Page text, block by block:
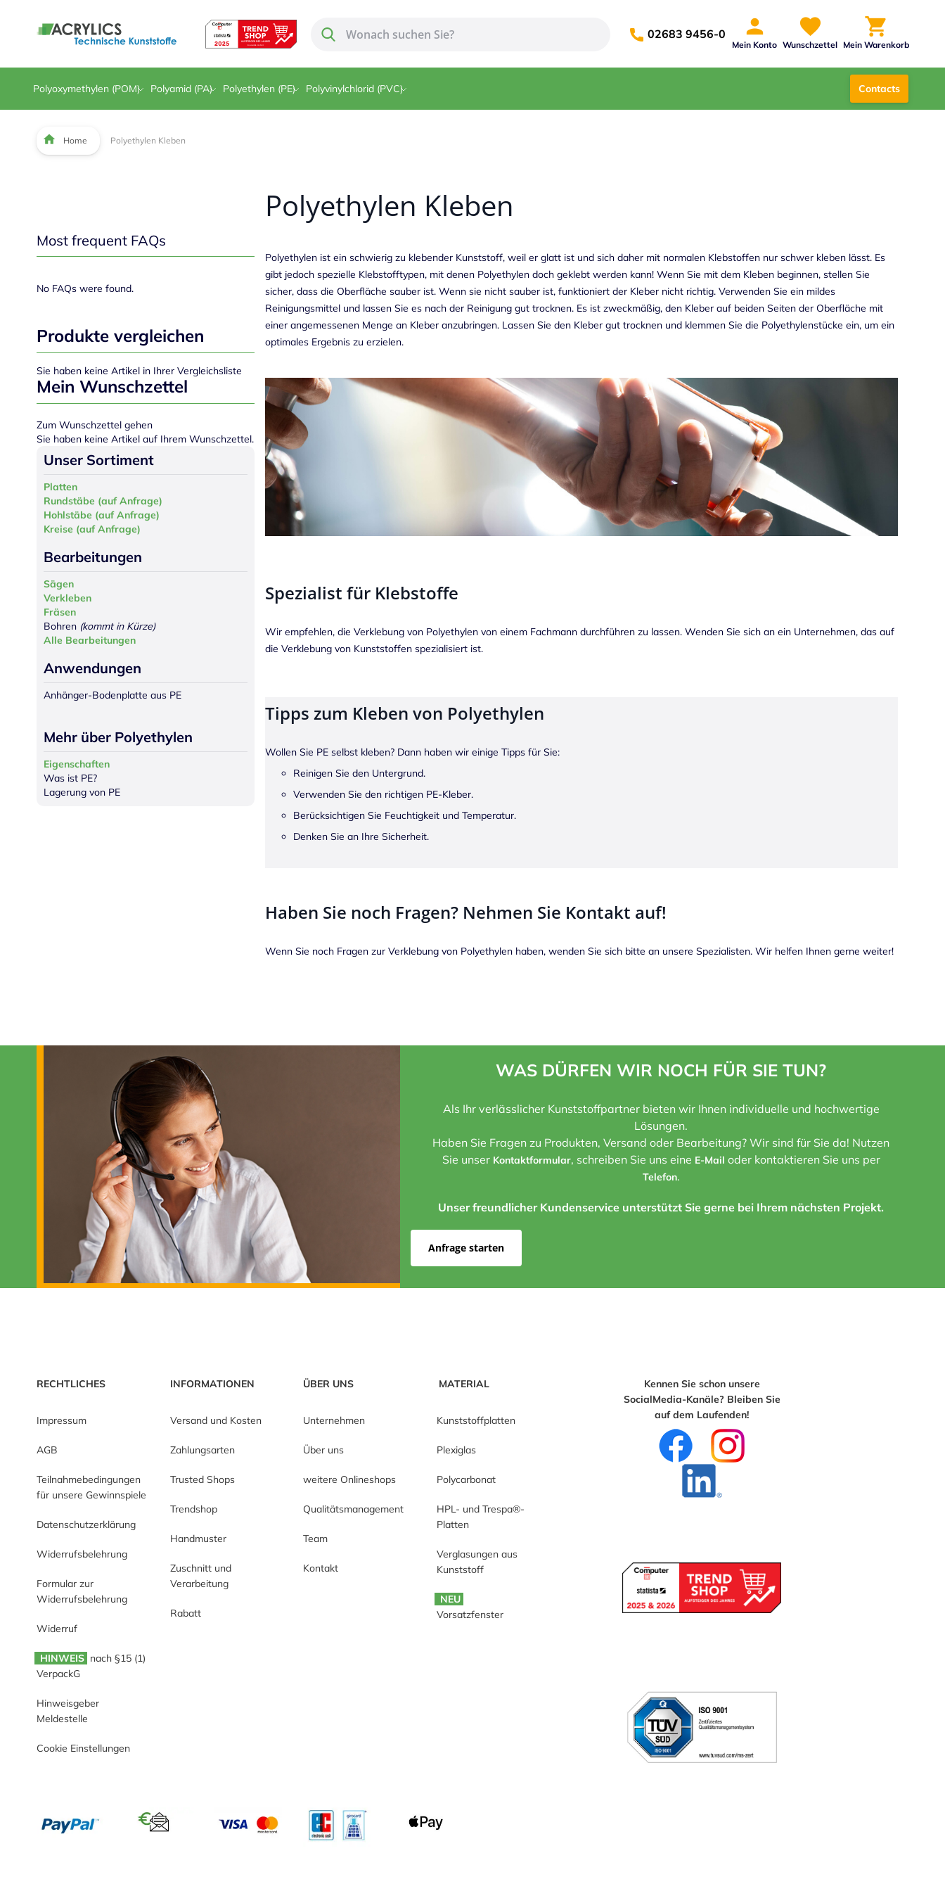
02683 9456-0
Mein Konto Wunschzettel Mein Warenkorb
Polyoxymethylen (POM) Polyamid (PA) Polyethylen (PE) Polyvinylchlorid (PVC) Contacts
Home Polyethylen Kleben
Most frequent FAQs
No FAQs were found.
Polyethylen Kleben
Polyethylen ist ein schwierig zu klebender Kunststoff, weil er glatt ist und sich daher mit normalen Klebstoffen nur schwer kleben lässt. Es
gibt jedoch spezielle Klebstofftypen, mit denen Polyethylen doch geklebt werden kann! Wenn Sie mit dem Kleben beginnen, stellen Sie
sicher, dass die Oberfläche sauber ist. Wenn sie nicht sauber ist, funktioniert der Kleber nicht richtig. Verwenden Sie ein mildes
Reinigungsmittel und lassen Sie es nach der Reinigung gut trocknen. Es ist zweckmäßig, den Kleber auf beiden Seiten der Oberfläche mit
einer angemessenen Menge an Kleber anzubringen. Lassen Sie den Kleber gut trocknen und klemmen Sie die Polyethylenstücke ein, um ein
optimales Ergebnis zu erzielen.
Spezialist für Klebstoffe
Wir empfehlen, die Verklebung von Polyethylen von einem Fachmann durchführen zu lassen. Wenden Sie sich an ein Unternehmen, das auf
die Verklebung von Kunststoffen spezialisiert ist.
Tipps zum Kleben von Polyethylen
Wollen Sie PE selbst kleben? Dann haben wir einige Tipps für Sie:
Reinigen Sie den Untergrund.
Verwenden Sie den richtigen PE-Kleber.
Berücksichtigen Sie Feuchtigkeit und Temperatur.
Denken Sie an Ihre Sicherheit.
Haben Sie noch Fragen? Nehmen Sie Kontakt auf!
Wenn Sie noch Fragen zur Verklebung von Polyethylen haben, wenden Sie sich bitte an unsere Spezialisten. Wir helfen Ihnen gerne weiter!
Produkte vergleichen
Sie haben keine Artikel in Ihrer Vergleichsliste
Mein Wunschzettel
Zum Wunschzettel gehen
Sie haben keine Artikel auf Ihrem Wunschzettel.
Unser Sortiment
Platten
Rundstäbe (auf Anfrage)
Hohlstäbe (auf Anfrage)
Kreise (auf Anfrage)
Bearbeitungen
Sägen
Verkleben
Fräsen
Bohren (kommt in Kürze)
Alle Bearbeitungen
Anwendungen
Anhänger-Bodenplatte aus PE
Mehr über Polyethylen
Eigenschaften
Was ist PE?
Lagerung von PE
WAS DÜRFEN WIR NOCH FÜR SIE TUN?
Als Ihr verlässlicher Kunststoffpartner bieten wir Ihnen individuelle und hochwertige
Lösungen.
Haben Sie Fragen zu Produkten, Versand oder Bearbeitung? Wir sind für Sie da! Nutzen
Sie unser Kontaktformular, schreiben Sie uns eine E-Mail oder kontaktieren Sie uns per
Telefon.
Unser freundlicher Kundenservice unterstützt Sie gerne bei Ihrem nächsten Projekt.
Anfrage starten
RECHTLICHES
Impressum
AGB
Teilnahmebedingungen
für unsere Gewinnspiele
Datenschutzerklärung
Widerrufsbelehrung
Formular zur
Widerrufsbelehrung
Widerruf
HINWEIS nach §15 (1)
VerpackG
Hinweisgeber
Meldestelle
Cookie Einstellungen
INFORMATIONEN
Versand und Kosten
Zahlungsarten
Trusted Shops
Trendshop
Handmuster
Zuschnitt und
Verarbeitung
Rabatt
ÜBER UNS
Unternehmen
Über uns
weitere Onlineshops
Qualitätsmanagement
Team
Kontakt
MATERIAL
Kunststoffplatten
Plexiglas
Polycarbonat
HPL- und Trespa®-
Platten
Verglasungen aus
Kunststoff
NEU
Vorsatzfenster
Kennen Sie schon unsere
SocialMedia-Kanäle? Bleiben Sie
auf dem Laufenden!